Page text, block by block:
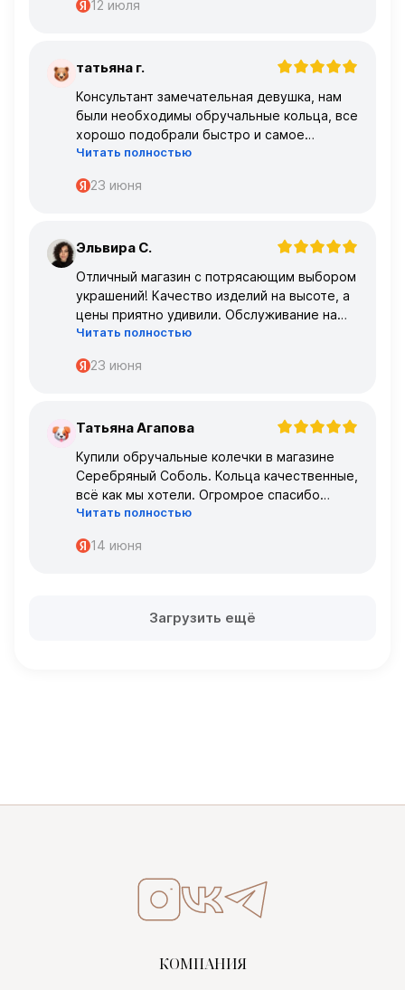
12 июля
Т татьяна г.
Консультант замечательная девушка, нам
были необходимы обручальные кольца, все
хорошо подобрали быстро и самое
главное, что все подошло по размеру с
Читать полностью
23 июня
Э Эльвира С.
Отличный магазин с потрясающим выбором
украшений! Качество изделий на высоте, а
цены приятно удивили. Обслуживание на
высшем уровне – консультанты очень
Читать полностью
23 июня
Т Татьяна Агапова
Купили обручальные колечки в магазине
Серебряный Соболь. Кольца качественные,
всё как мы хотели. Огромрое спасибо
персоналу за работу с нами!
Читать полностью
14 июня
Загрузить ещё
КОМПАНИЯ